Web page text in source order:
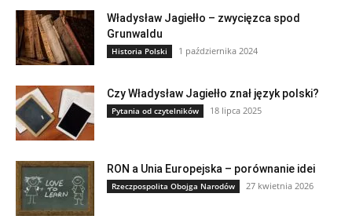
Władysław Jagiełło – zwycięzca spod
Grunwaldu
Historia Polski 1 października 2024
Czy Władysław Jagiełło znał język polski?
Pytania od czytelników 18 lipca 2025
RON a Unia Europejska – porównanie idei
Rzeczpospolita Obojga Narodów 27 kwietnia 2026